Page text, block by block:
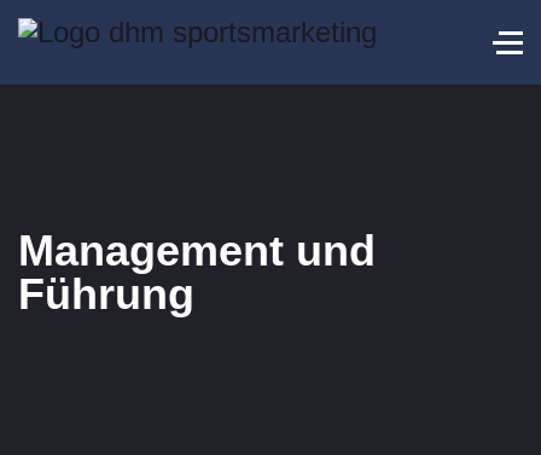
Management und
Führung